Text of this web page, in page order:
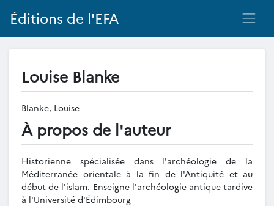
Éditions de l'EFA
Louise Blanke
Blanke, Louise
À propos de l'auteur
Historienne spécialisée dans l'archéologie de la
Méditerranée orientale à la fin de l'Antiquité et au
début de l'islam. Enseigne l'archéologie antique tardive
à l'Université d'Édimbourg